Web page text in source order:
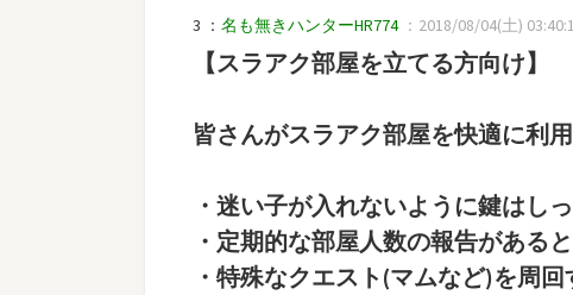
3 ： 名も無きハンターHR774 ：2018/08/04(土)
【スラアク部屋を立てる方向け】
皆さんがスラアク部屋を快適に利
・迷い子が入れないように鍵はし
・定期的な部屋人数の報告がある
・特殊なクエスト(マムなど)を周